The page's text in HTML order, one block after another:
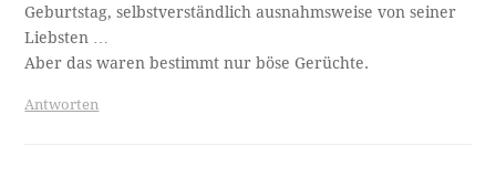
Geburtstag, selbstverständlich ausnahmsweise von seiner
Liebsten …
Aber das waren bestimmt nur böse Gerüchte.
Antworten